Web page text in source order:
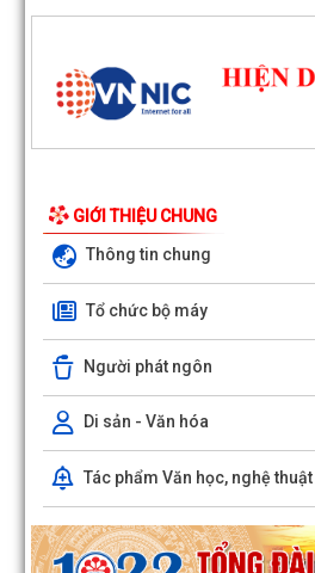
GIỚI THIỆU CHUNG
Thông tin chung
Tổ chức bộ máy
Người phát ngôn
Di sản - Văn hóa
Tác phẩm Văn học, nghệ thuật
Đông Hải triển khai công tác giải